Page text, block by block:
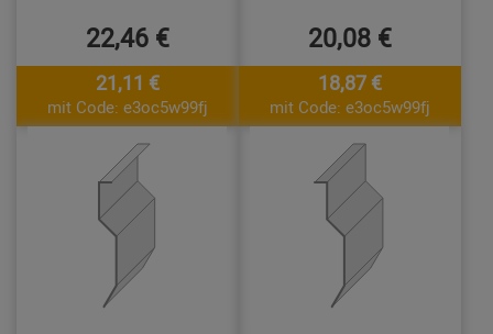
22,46 €
21,11 €
mit Code: e3oc5w99fj
20,08 €
18,87 €
mit Code: e3oc5w99fj